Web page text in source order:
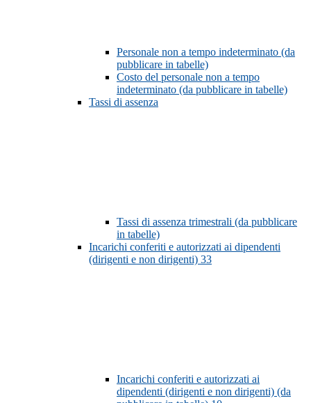
Personale non a tempo indeterminato (da
pubblicare in tabelle)
Costo del personale non a tempo
indeterminato (da pubblicare in tabelle)
Tassi di assenza
Tassi di assenza trimestrali (da pubblicare
in tabelle)
Incarichi conferiti e autorizzati ai dipendenti
(dirigenti e non dirigenti) 33
Incarichi conferiti e autorizzati ai
dipendenti (dirigenti e non dirigenti) (da